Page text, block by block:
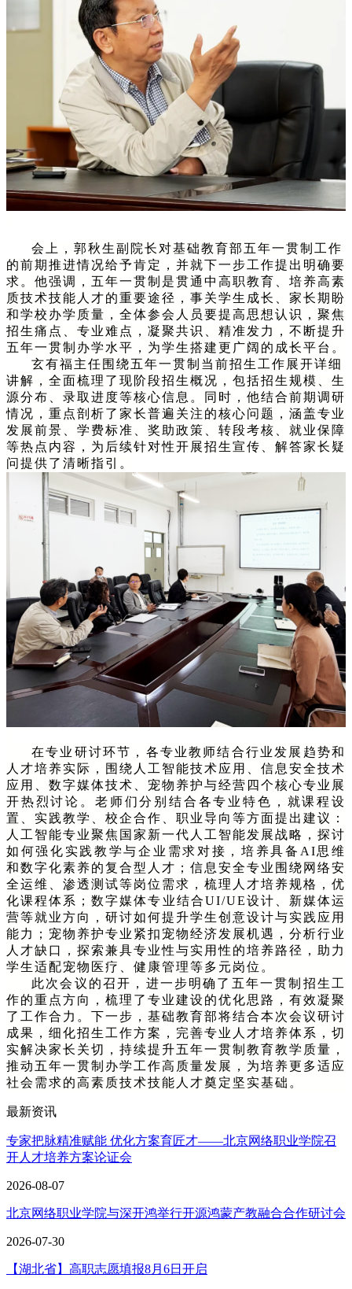
会上，郭秋生副院长对基础教育部五年一贯制工作
的前期推进情况给予肯定，并就下一步工作提出明确要
求。他强调，五年一贯制是贯通中高职教育、培养高素
质技术技能人才的重要途径，事关学生成长、家长期盼
和学校办学质量，全体参会人员要提高思想认识，聚焦
招生痛点、专业难点，凝聚共识、精准发力，不断提升
五年一贯制办学水平，为学生搭建更广阔的成长平台。
玄有福主任围绕五年一贯制当前招生工作展开详细
讲解，全面梳理了现阶段招生概况，包括招生规模、生
源分布、录取进度等核心信息。同时，他结合前期调研
情况，重点剖析了家长普遍关注的核心问题，涵盖专业
发展前景、学费标准、奖助政策、转段考核、就业保障
等热点内容，为后续针对性开展招生宣传、解答家长疑
问提供了清晰指引。
在专业研讨环节，各专业教师结合行业发展趋势和
人才培养实际，围绕人工智能技术应用、信息安全技术
应用、数字媒体技术、宠物养护与经营四个核心专业展
开热烈讨论。老师们分别结合各专业特色，就课程设
置、实践教学、校企合作、职业导向等方面提出建议：
人工智能专业聚焦国家新一代人工智能发展战略，探讨
如何强化实践教学与企业需求对接，培养具备 AI思维
和数字化素养的复合型人才；信息安全专业围绕网络安
全运维、渗透测试等岗位需求，梳理人才培养规格，优
化课程体系；数字媒体专业结合UI/UE设计、新媒体运
营等就业方向，研讨如何提升学生创意设计与实践应用
能力；宠物养护专业紧扣宠物经济发展机遇，分析行业
人才缺口，探索兼具专业性与实用性的培养路径，助力
学生适配宠物医疗、健康管理等多元岗位。
此次会议的召开，进一步明确了五年一贯制招生工
作的重点方向，梳理了专业建设的优化思路，有效凝聚
了工作合力。下一步，基础教育部将结合本次会议研讨
成果，细化招生工作方案，完善专业人才培养体系，切
实解决家长关切，持续提升五年一贯制教育教学质量，
推动五年一贯制办学工作高质量发展，为培养更多适应
社会需求的高素质技术技能人才奠定坚实基础。
最新资讯
专家把脉精准赋能 优化方案育匠才——北京网络职业学院召
开人才培养方案论证会
2026-08-07
北京网络职业学院与深开鸿举行开源鸿蒙产教融合合作研讨会
2026-07-30
【湖北省】高职志愿填报8月6日开启